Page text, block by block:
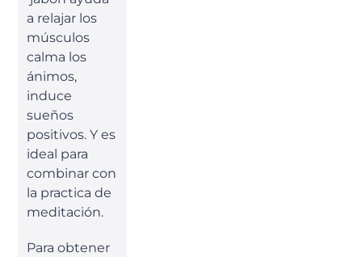
a relajar los
músculos
calma los
ánimos,
induce
sueños
positivos. Y es
ideal para
combinar con
la practica de
meditación.
Para obtener